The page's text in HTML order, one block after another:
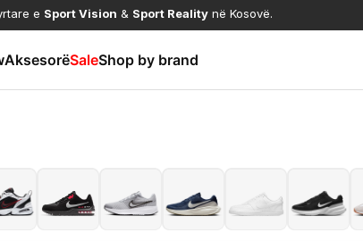
e Sport Vision & Sport Reality në Kosovë.
AksesorëSaleShop by brand